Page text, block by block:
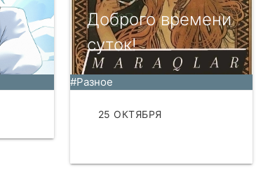
Доброго времени
суток!
#Разное
25 ОКТЯБРЯ